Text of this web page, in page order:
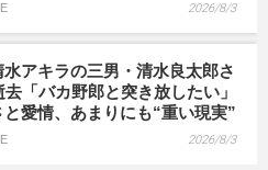
2026/8/3
水アキラの三男・清水良太郎さ
去「バカ野郎と突き放したい」
愛情、あまりにも“重い現実”
2026/8/3